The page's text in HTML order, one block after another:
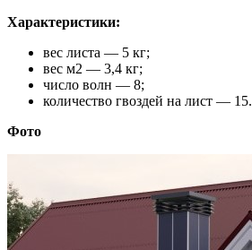
Характеристики:
вес листа — 5 кг;
вес м2 — 3,4 кг;
число волн — 8;
количество гвоздей на лист — 15.
Фото